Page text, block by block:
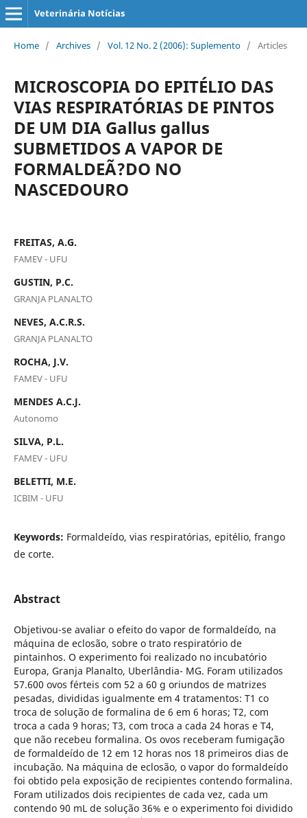
Veterinária Notícias
Home / Archives / Vol. 12 No. 2 (2006): Suplemento / Articles
MICROSCOPIA DO EPITÉLIO DAS
VIAS RESPIRATÓRIAS DE PINTOS
DE UM DIA Gallus gallus
SUBMETIDOS A VAPOR DE
FORMALDEÃ?DO NO
NASCEDOURO
FREITAS, A.G.
FAMEV - UFU
GUSTIN, P.C.
GRANJA PLANALTO
NEVES, A.C.R.S.
GRANJA PLANALTO
ROCHA, J.V.
FAMEV - UFU
MENDES A.C.J.
Autonomo
SILVA, P.L.
FAMEV - UFU
BELETTI, M.E.
ICBIM - UFU
Keywords: Formaldeído, vias respiratórias, epitélio, frango
de corte.
Abstract
Objetivou-se avaliar o efeito do vapor de formaldeído, na
máquina de eclosão, sobre o trato respiratório de
pintainhos. O experimento foi realizado no incubatório
Europa, Granja Planalto, Uberlândia- MG. Foram utilizados
57.600 ovos férteis com 52 a 60 g oriundos de matrizes
pesadas, divididas igualmente em 4 tratamentos: T1 co
troca de solução de formalina de 6 em 6 horas; T2, com
troca a cada 9 horas; T3, com troca a cada 24 horas e T4,
que não recebeu formalina. Os ovos receberam fumigação
de formaldeído de 12 em 12 horas nos 18 primeiros dias de
incubação. Na máquina de eclosão, o vapor do formaldeído
foi obtido pela exposição de recipientes contendo formalina.
Foram utilizados dois recipientes de cada vez, cada um
contendo 90 mL de solução 36% e o experimento foi dividido